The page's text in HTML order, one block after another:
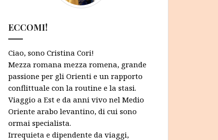
ECCOMI!
Ciao, sono Cristina Cori!
Mezza romana mezza romena, grande
passione per gli Orienti e un rapporto
conflittuale con la routine e la stasi.
Viaggio a Est e da anni vivo nel Medio
Oriente arabo levantino, di cui sono
ormai specialista.
Irrequieta e dipendente da viaggi,